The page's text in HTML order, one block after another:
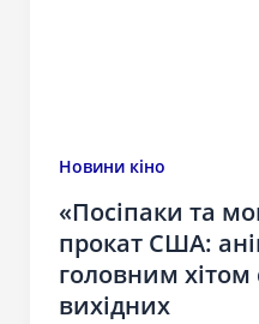
Новини кіно
«Посіпаки та
прокат США:
головним хітом
вихідних